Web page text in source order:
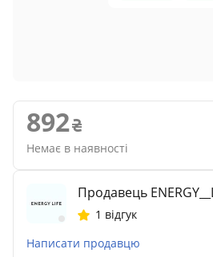
892
Немає в наявності
Продавець
1 відгук
Написати продавцю